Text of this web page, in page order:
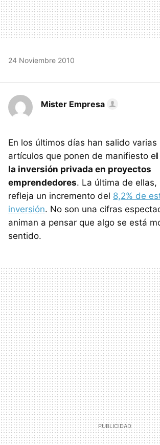
24 Noviembre 2010
Mister Empresa
En los últimos días han salido varias
artículos que ponen de manifiesto e
la inversión privada en proyectos
emprendedores. La última de ellas,
refleja un incremento del 8,2% de
inversión. No son una cifras
animan a pensar que algo se está
sentido.